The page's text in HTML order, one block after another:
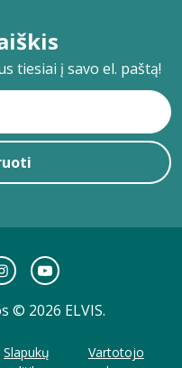
tiesiai į savo el. paštą!
© 2026 ELVIS.
Slapukų
Vartotojo